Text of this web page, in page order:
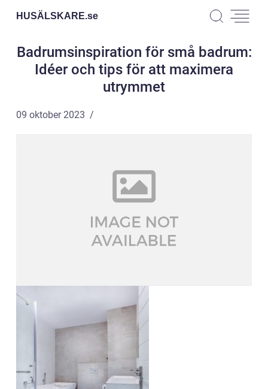
HUSÄLSKARE.se
Badrumsinspiration för små badrum:
Idéer och tips för att maximera
utrymmet
09 oktober 2023